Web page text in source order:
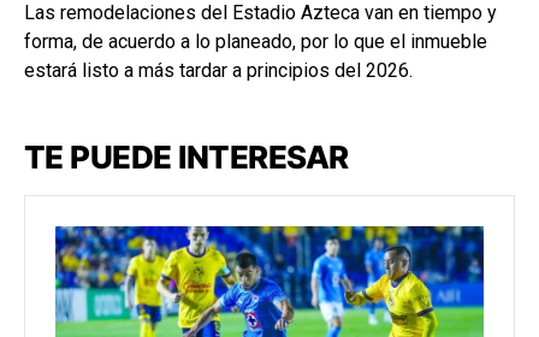
Las remodelaciones del Estadio Azteca van en tiempo y
forma, de acuerdo a lo planeado, por lo que el inmueble
estará listo a más tardar a principios del 2026.
TE PUEDE INTERESAR